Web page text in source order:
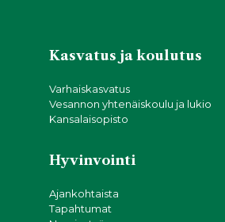
Kasvatus ja koulutus
Varhaiskasvatus
Vesannon yhtenäiskoulu ja lukio
Kansalaisopisto
Hyvinvointi
Ajankohtaista
Tapahtumat